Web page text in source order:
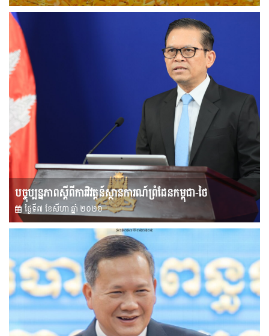
បច្ចុប្បន្នភាពស្ដីពីការវិវត្តន៍ស្ថានការណ៍ព្រំដែនកម្ពុជា-ថៃ
ថ្ងៃទី៧ ខែ​សីហា ឆ្នាំ ២០២៦